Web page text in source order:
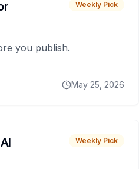
Weekly Pick
you publish.
May 25, 2026
Weekly Pick